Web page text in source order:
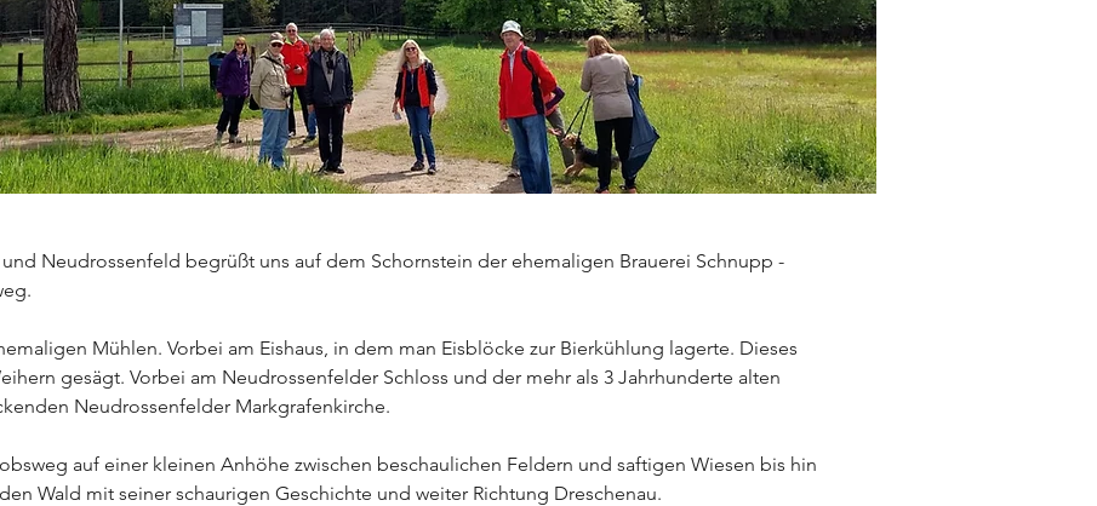
Neudrossenfeld begrüßt uns auf dem Schornstein der ehemaligen Brauerei Schnupp -
Mühlen. Vorbei am Eishaus, in dem man Eisblöcke zur Bierkühlung lagerte. Dieses
gesägt. Vorbei am Neudrossenfelder Schloss und der mehr als 3 Jahrhunderte alten
Neudrossenfelder Markgrafenkirche.
auf einer kleinen Anhöhe zwischen beschaulichen Feldern und saftigen Wiesen bis hin
Wald mit seiner schaurigen Geschichte und weiter Richtung Dreschenau.